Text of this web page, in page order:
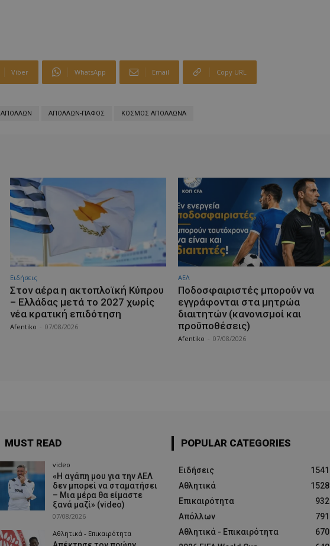
Viber WhatsApp Email Copy URL
ΑΠΟΛΛΩΝ ΑΠΟΛΛΩΝ-ΠΑΦΟΣ ΚΟΣΜΟΣ ΑΠΟΛΛΩΝΑ
Ειδήσεις
Στον αέρα η ακτοπλοϊκή Κύπρου
– Ελλάδας μετά το 2027 χωρίς
νέα κρατική επιδότηση
Afentiko 07/08/2026
ΑΕΛ
Ποδοσφαιριστές μπορούν να
εγγράφονται στα μητρώα
διαιτητών (κανονισμοί και
προϋποθέσεις)
Afentiko 07/08/2026
MUST READ
video
«Η αγάπη μου για την ΑΕΛ
δεν μπορεί να σταματήσει
– Μια μέρα θα είμαστε
ξανά μαζί» (video)
07/08/2026
Αθλητικά - Επικαιρότητα
POPULAR CATEGORIES
Ειδήσεις
1541
Αθλητικά
1528
Επικαιρότητα
932
Απόλλων
791
Αθλητικά - Επικαιρότητα
670